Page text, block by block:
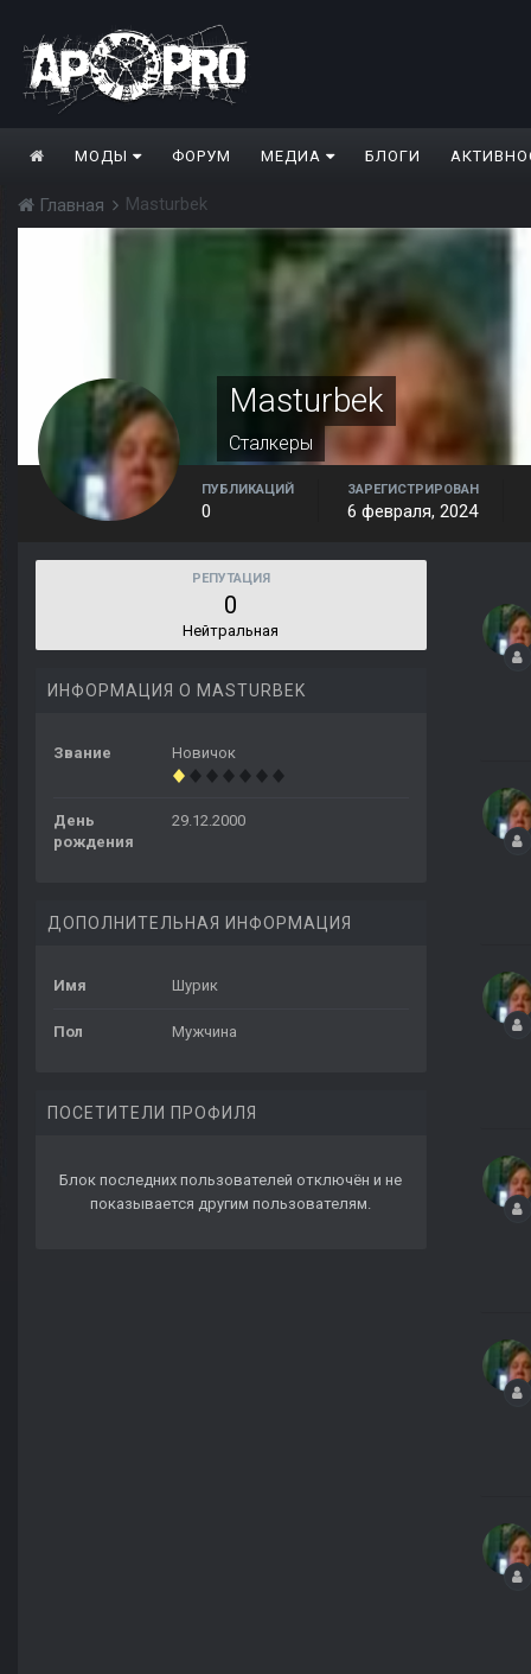
МОДЫ ФОРУМ МЕДИА БЛОГИ
Главная Masturbek
Masturbek
Сталкеры
ПУБЛИКАЦИЙ
0
ЗАРЕГИСТРИРОВАН
6 февраля, 2024
РЕПУТАЦИЯ
0
Нейтральная
ИНФОРМАЦИЯ О MASTURBEK
Звание Новичок
День
рождения
29.12.2000
ДОПОЛНИТЕЛЬНАЯ ИНФОРМАЦИЯ
Имя Шурик
Пол Мужчина
ПОСЕТИТЕЛИ ПРОФИЛЯ
Блок последних пользователей отключён и не
показывается другим пользователям.